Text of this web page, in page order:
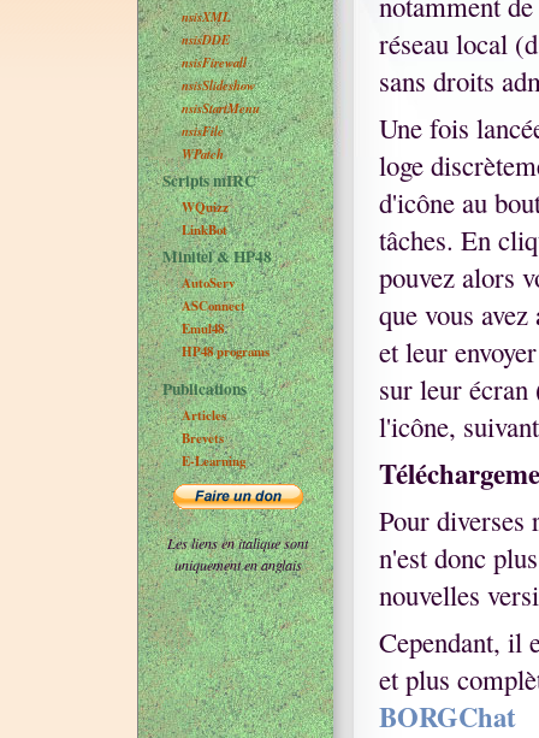
nsisXML
nsisDDE
nsisFirewall
nsisSlideshow
nsisStartMenu
nsisFile
WPatch
Scripts mIRC
WQuizz
LinkBot
Minitel & HP48
AutoServ
ASConnect
Emul48
HP48 programs
Publications
Articles
Brevets
E-Learning
Les liens en italique sont
uniquement en anglais
réseau local
sans droits
Une fois
loge
d'icône au
tâches. En
pouvez alors
que vous
et leur
sur leur écran
l'icône,
Pour diverses
n'est donc
nouvelles
Cependant, il
et plus
BORGChat